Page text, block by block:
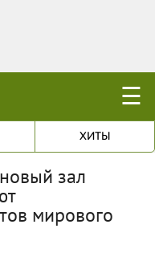
☰
ХИТЫ
зал
мирового